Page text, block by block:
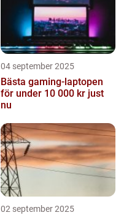
04 september 2025
Bästa gaming-laptopen
för under 10 000 kr just
nu
02 september 2025